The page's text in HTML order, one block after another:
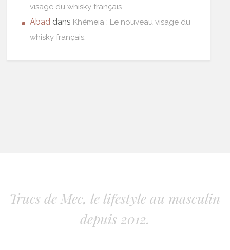
visage du whisky français.
Abad dans Khêmeia : Le nouveau visage du
whisky français.
Trucs de Mec, le lifestyle au masculin
depuis 2012.